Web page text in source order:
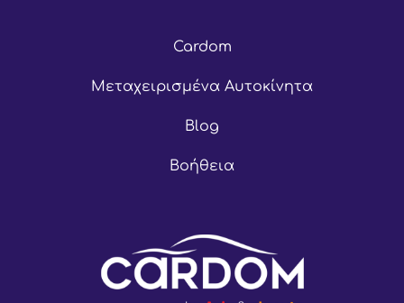
Cardom
Μεταχειρισμένα Αυτοκίνητα
Blog
Βοήθεια